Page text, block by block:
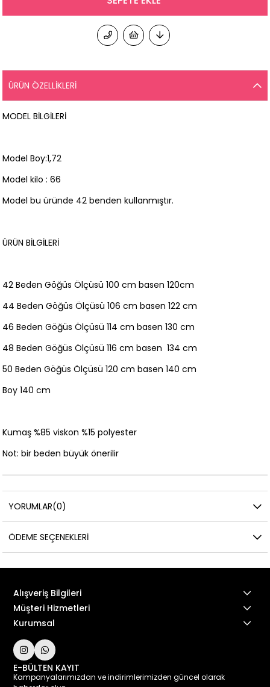
ÜRÜN ÖZELLIKLERI
MODEL BİLGİLERİ
Model Boy:1,72
Model kilo : 66
Model bu üründe 42 benden kullanmıştır.
ÜRÜN BİLGİLERİ
42 Beden Göğüs Ölçüsü 100 cm basen 120cm
44 Beden Göğüs Ölçüsü 106 cm basen 122 cm
46 Beden Göğüs Ölçüsü 114 cm basen 130 cm
48 Beden Göğüs Ölçüsü 116 cm basen 134 cm
50 Beden Göğüs Ölçüsü 120 cm basen 140 cm
Boy 140 cm
Kumaş %85 viskon %15 polyester
Not: bir beden büyük önerilir
YORUMLAR(0)
ÖDEME SEÇENEKLERI
Alışveriş Bilgileri
Müşteri Hizmetleri
Kurumsal
E-BÜLTEN KAYIT
Kampanyalarımızdan ve indirimlerimizden güncel olarak